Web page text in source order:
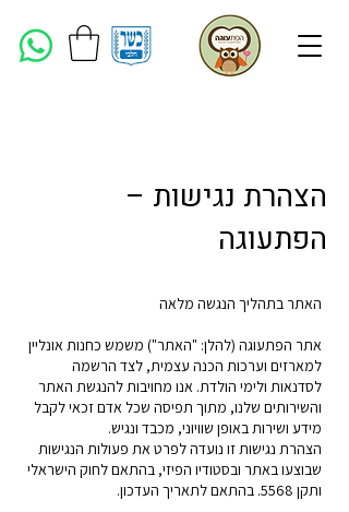
הצהרת נגישות –
הפתעוגה
האתר בתהליך הנגשה מלאה
אתר הפתעוגה (להלן: "האתר") משמש כחנות אונליין
למארזים וערכות הכנה עצמית, לצד הרשמה
לסדנאות ולימי הולדת. אנו מחויבות להנגשת האתר
והשירותים שלנו, מתוך תפיסה שכל אדם זכאי לקבל
מידע ושירות באופן שוויוני, מכבד ונגיש.
הצהרת נגישות זו נועדה לפרט את פעולות הנגישות
שבוצעו באתר ובסטודיו הפיזי, בהתאם לחוק הישראלי
ותקן 5568. בהתאם לתאריך העדכון.